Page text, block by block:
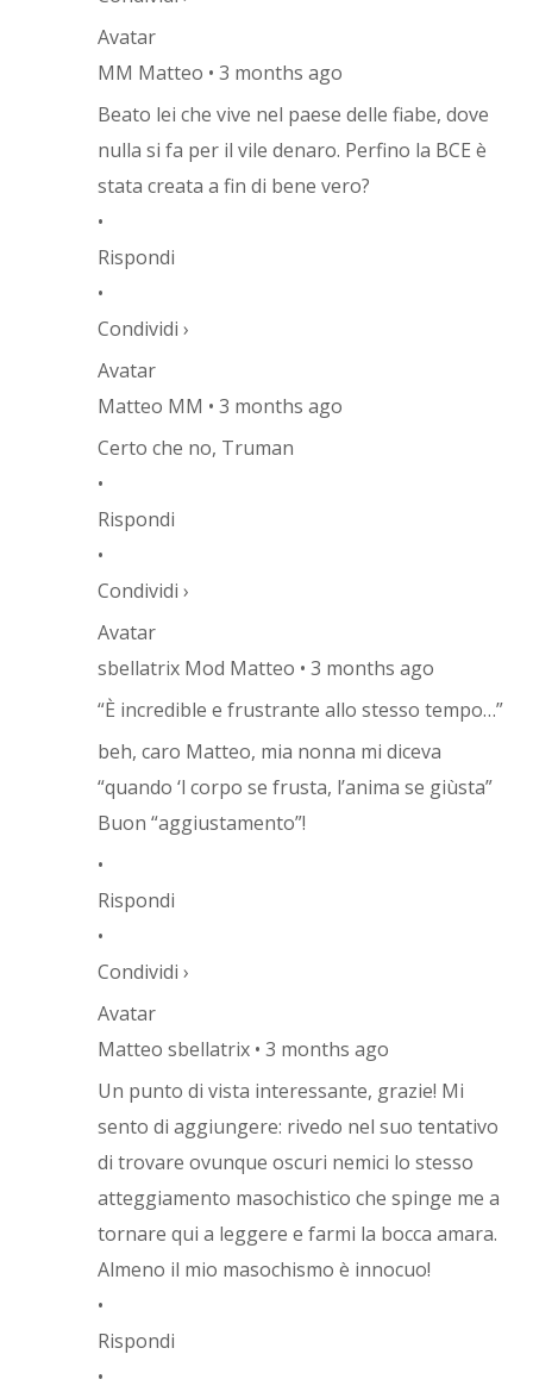
Avatar
MM Matteo • 3 months ago
Beato lei che vive nel paese delle fiabe, dove
nulla si fa per il vile denaro. Perfino la BCE è
stata creata a fin di bene vero?
•
Rispondi
•
Condividi ›
Avatar
Matteo MM • 3 months ago
Certo che no, Truman
•
Rispondi
•
Condividi ›
Avatar
sbellatrix Mod Matteo • 3 months ago
“È incredible e frustrante allo stesso tempo…”
beh, caro Matteo, mia nonna mi diceva
“quando ‘l corpo se frusta, l’anima se giùsta”
Buon “aggiustamento”!
•
Rispondi
•
Condividi ›
Avatar
Matteo sbellatrix • 3 months ago
Un punto di vista interessante, grazie! Mi
sento di aggiungere: rivedo nel suo tentativo
di trovare ovunque oscuri nemici lo stesso
atteggiamento masochistico che spinge me a
tornare qui a leggere e farmi la bocca amara.
Almeno il mio masochismo è innocuo!
•
Rispondi
•